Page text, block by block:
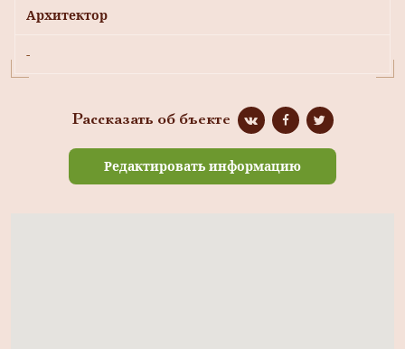
Архитектор
-
Рассказать об бъекте
Редактировать информацию